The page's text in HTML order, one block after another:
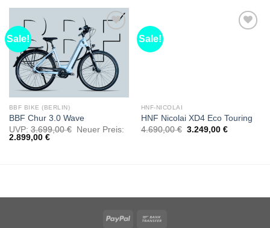
Sale!
markieren
BBF BIKE (BERLIN)
BBF Chur 3.0 Wave
UVP: 3.699,00€
Neuer Preis:
2.899,00 €
Sale!
HNF-NICOLAI
HNF Nicolai XD4 Eco Touring
4.690,00€ 3.249,00 €